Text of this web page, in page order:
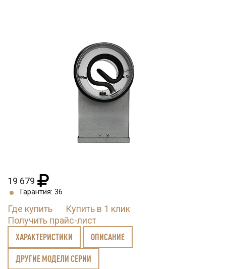
19 679
Гарантия: 36
Где купить
Купить в 1 клик
Получить прайс-лист
ХАРАКТЕРИСТИКИ ОПИСАНИЕ
ДРУГИЕ МОДЕЛИ СЕРИИ